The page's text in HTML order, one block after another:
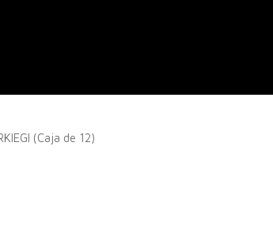
(Caja de 12)